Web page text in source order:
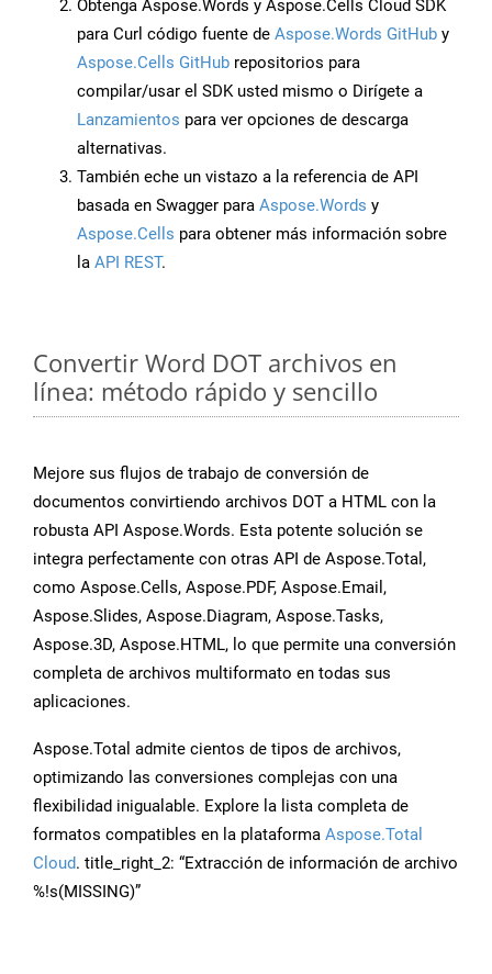
Obtenga Aspose.Words y Aspose.Cells Cloud SDK
para Curl código fuente de Aspose.Words GitHub y
Aspose.Cells GitHub repositorios para
compilar/usar el SDK usted mismo o Dirígete a
Lanzamientos para ver opciones de descarga
alternativas.
También eche un vistazo a la referencia de API
basada en Swagger para Aspose.Words y
Aspose.Cells para obtener más información sobre
la API REST.
Convertir Word DOT archivos en
línea: método rápido y sencillo
Mejore sus flujos de trabajo de conversión de
documentos convirtiendo archivos DOT a HTML con la
robusta API Aspose.Words. Esta potente solución se
integra perfectamente con otras API de Aspose.Total,
como Aspose.Cells, Aspose.PDF, Aspose.Email,
Aspose.Slides, Aspose.Diagram, Aspose.Tasks,
Aspose.3D, Aspose.HTML, lo que permite una conversión
completa de archivos multiformato en todas sus
aplicaciones.
Aspose.Total admite cientos de tipos de archivos,
optimizando las conversiones complejas con una
flexibilidad inigualable. Explore la lista completa de
formatos compatibles en la plataforma Aspose.Total
Cloud. title_right_2: “Extracción de información de archivo
%!s(MISSING)”